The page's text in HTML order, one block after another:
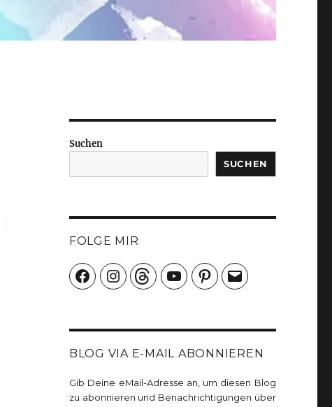
Suchen
SUCHEN
FOLGE MIR
FacebookInstagramThreadsYouTubePinterest
E-
Mail
BLOG VIA E-MAIL ABONNIEREN
Gib Deine eMail-Adresse an, um diesen Blog
zu abonnieren und Benachrichtigungen über